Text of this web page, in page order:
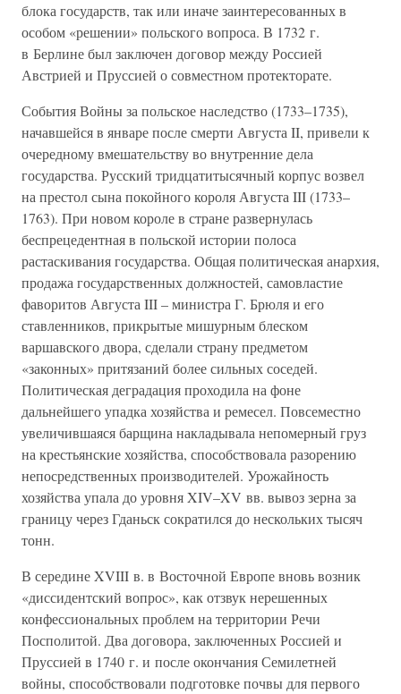
блока государств, так или иначе заинтересованных в
особом «решении» польского вопроса. В 1732 г.
в Берлине был заключен договор между Россией
Австрией и Пруссией о совместном протекторате.
События Войны за польское наследство (1733–1735),
начавшейся в январе после смерти Августа II, привели к
очередному вмешательству во внутренние дела
государства. Русский тридцатитысячный корпус возвел
на престол сына покойного короля Августа III (1733–
1763). При новом короле в стране развернулась
беспрецедентная в польской истории полоса
растаскивания государства. Общая политическая анархия,
продажа государственных должностей, самовластие
фаворитов Августа III – министра Г. Брюля и его
ставленников, прикрытые мишурным блеском
варшавского двора, сделали страну предметом
«законных» притязаний более сильных соседей.
Политическая деградация проходила на фоне
дальнейшего упадка хозяйства и ремесел. Повсеместно
увеличившаяся барщина накладывала непомерный груз
на крестьянские хозяйства, способствовала разорению
непосредственных производителей. Урожайность
хозяйства упала до уровня XIV–XV вв. вывоз зерна за
границу через Гданьск сократился до нескольких тысяч
тонн.
В середине XVIII в. в Восточной Европе вновь возник
«диссидентский вопрос», как отзвук нерешенных
конфессиональных проблем на территории Речи
Посполитой. Два договора, заключенных Россией и
Пруссией в 1740 г. и после окончания Семилетней
войны, способствовали подготовке почвы для первого